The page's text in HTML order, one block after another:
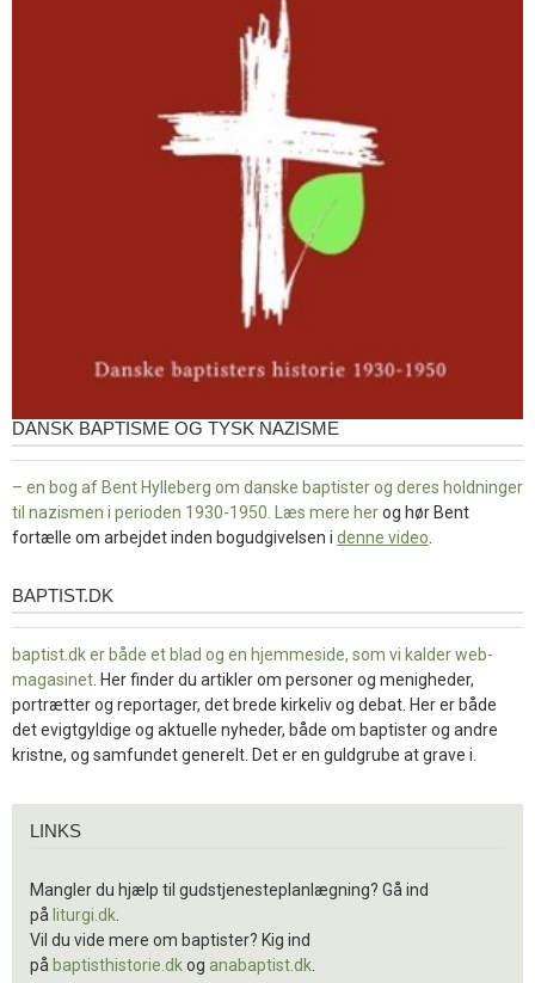
DANSK BAPTISME OG TYSK NAZISME
– en bog af Bent Hylleberg om danske baptister og deres holdninger
til nazismen i perioden 1930-1950. Læs mere herog hør Bent
fortælle om arbejdet inden bogudgivelsen i denne video
baptist.dk
BAPTIST.DK
baptist.dk er både et blad og en hjemmeside, som vi kalder web-
magasinet . Her finder du artikler om personer og menigheder,
portrætter og reportager, det brede kirkeliv og debat. Her er både
det evigtgyldige og aktuelle nyheder, både om baptister og andre
kristne, og samfundet generelt. Det er en guldgrube at grave i.
LINKS
Mangler du hjælp til gudstjenesteplanlægning? Gå ind
på liturgi.dk
Vil du vide mere om baptister? Kig ind
på baptisthistorie.dkog anabaptist.dk